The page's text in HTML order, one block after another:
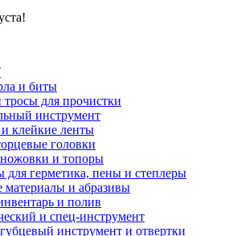
и биты
для прочистки
инструмент
клейкие ленты
головки
и топоры
для герметика, пены и степлеры
материалы и абразивы
и полив
и спец-инструмент
инструмент и отвертки